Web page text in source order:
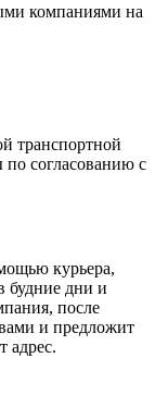
компаниями на
транспортной
согласованию с
курьера,
будние дни и
после
и предложит
адрес.